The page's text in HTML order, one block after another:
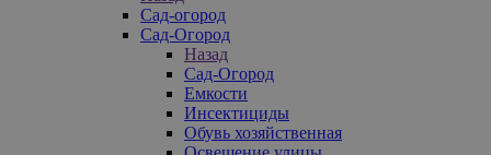
Сад-огород
Сад-Огород
Назад
Сад-Огород
Емкости
Инсектициды
Обувь хозяйственная